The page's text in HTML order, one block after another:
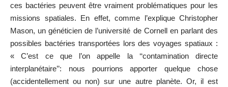
ces bactéries peuvent être vraiment problématiques pour les
missions spatiales. En effet, comme l’explique Christopher
Mason, un généticien de l’université de Cornell en parlant des
possibles bactéries transportées lors des voyages spatiaux :
« C’est ce que l’on appelle la ‘‘contamination directe
interplanétaire’’: nous pourrions apporter quelque chose
(accidentellement ou non) sur une autre planète. Or, il est